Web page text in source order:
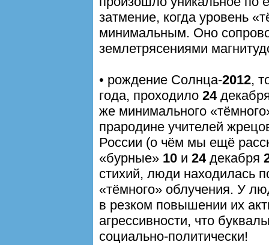
затмение, когда уровень
минимальным. Оно
землетрясениями
• рождение Солнца-2012,
года, проходило 24
же минимального
прародине учителей
России (о чём мы ещё
«бурные» 10 и 24декабря
стихий, люди находилась
«тёмного» облучения. У
в резком повышении их
агрессивности, что
социально-политически!